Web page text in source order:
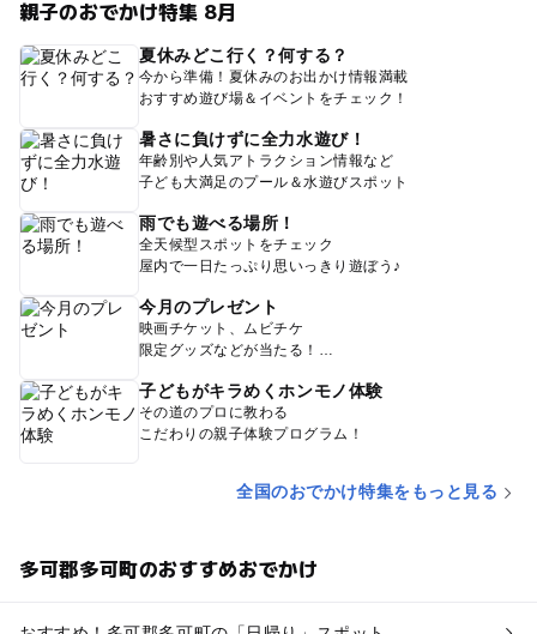
親子のおでかけ特集 8月
夏休みどこ行く？何する？
今から準備！夏休みのお出かけ情報満載
おすすめ遊び場＆イベントをチェック！
暑さに負けずに全力水遊び！
年齢別や人気アトラクション情報など
子ども大満足のプール＆水遊びスポット
雨でも遊べる場所！
全天候型スポットをチェック
屋内で一日たっぷり思いっきり遊ぼう♪
今月のプレゼント
映画チケット、ムビチケ
限定グッズなどが当たる！
子どもがキラめくホンモノ体験
その道のプロに教わる
こだわりの親子体験プログラム！
全国のおでかけ特集をもっと見る
多可郡多可町のおすすめおでかけ